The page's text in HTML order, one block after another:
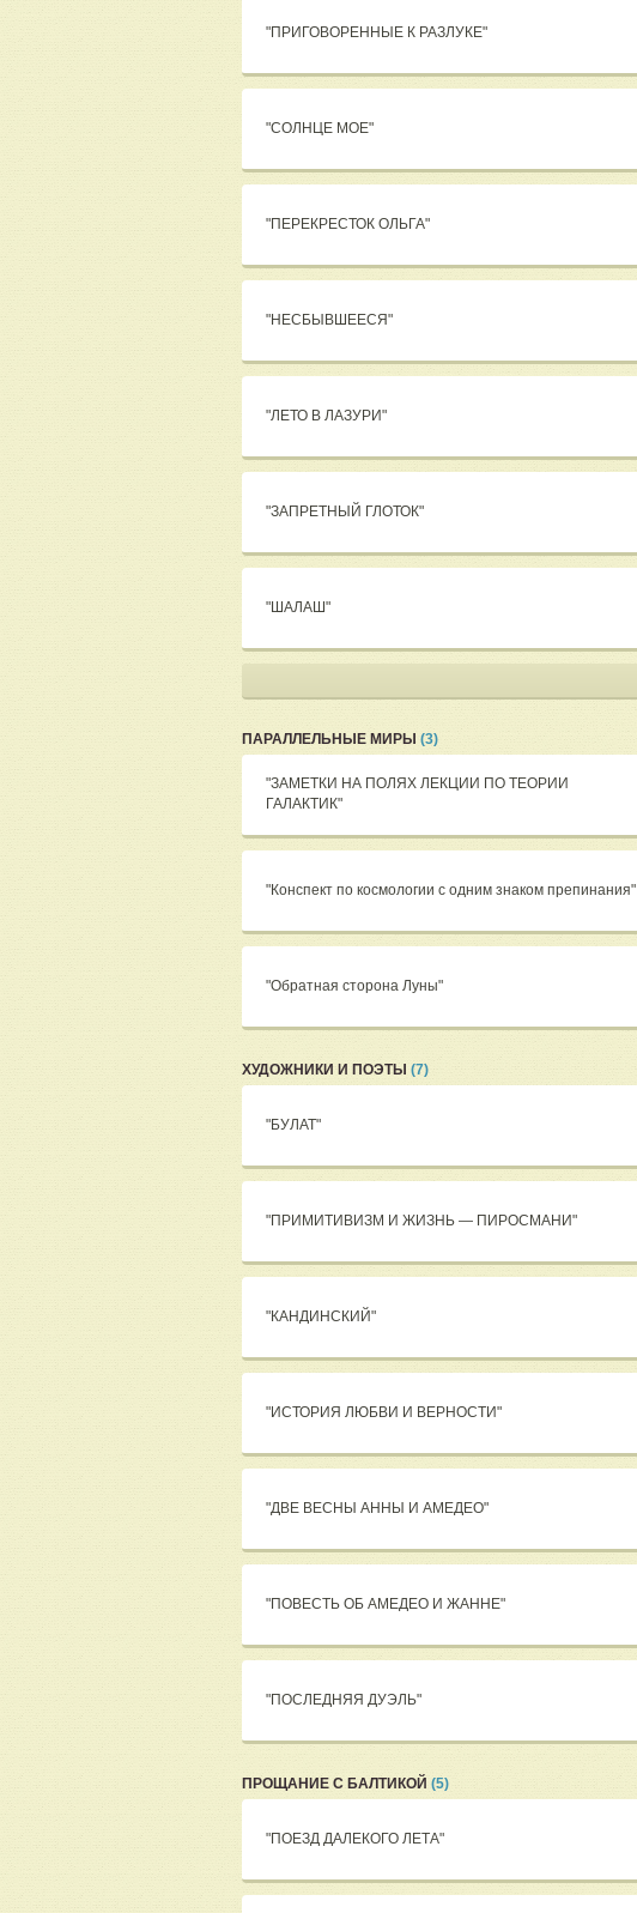
"ПРИГОВОРЕННЫЕ К РАЗЛУКЕ"
"СОЛНЦЕ МОЕ"
"ПЕРЕКРЕСТОК ОЛЬГА"
"НЕСБЫВШЕЕСЯ"
"ЛЕТО В ЛАЗУРИ"
"ЗАПРЕТНЫЙ ГЛОТОК"
"ШАЛАШ"
ПАРАЛЛЕЛЬНЫЕ МИРЫ (3)
"ЗАМЕТКИ НА ПОЛЯХ ЛЕКЦИИ ПО ТЕОРИИ
ГАЛАКТИК"
"Конспект по космологии с одним знаком препинания"
"Обратная сторона Луны"
ХУДОЖНИКИ И ПОЭТЫ (7)
"БУЛАТ"
"ПРИМИТИВИЗМ И ЖИЗНЬ — ПИРОСМАНИ"
"КАНДИНСКИЙ"
"ИСТОРИЯ ЛЮБВИ И ВЕРНОСТИ"
"ДВЕ ВЕСНЫ АННЫ И АМЕДЕО"
"ПОВЕСТЬ ОБ АМЕДЕО И ЖАННЕ"
"ПОСЛЕДНЯЯ ДУЭЛЬ"
ПРОЩАНИЕ С БАЛТИКОЙ (5)
"ПОЕЗД ДАЛЕКОГО ЛЕТА"